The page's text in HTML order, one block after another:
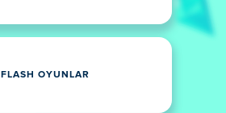
FLASH OYUNLAR